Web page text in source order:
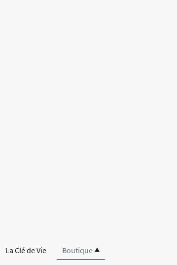
La Clé de Vie Boutique